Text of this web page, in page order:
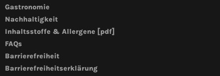
Gastronomie
Nachhaltigkeit
Inhaltsstoffe & Allergene [pdf]
FAQs
Barrierefreiheit
Barrierefreiheitserklärung